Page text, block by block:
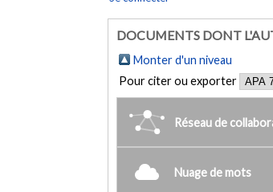
DOCUMENTS DONT
Monter d'un niveau
Pour citer ou exporter
Réseau de
Nuage de mots